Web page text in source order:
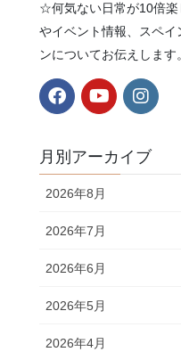
☆何気ない日常が10倍楽
やイベント情報、スペイ
ンについてお伝えします
月別アーカイブ
2026年8月
2026年7月
2026年6月
2026年5月
2026年4月